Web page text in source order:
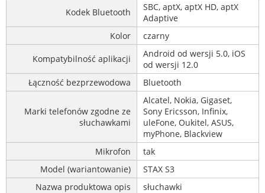
Kodek Bluetooth
SBC, aptX, aptX HD, aptX
Adaptive
Kolor
czarny
Kompatybilność aplikacji
Android od wersji 5.0, iOS
od wersji 12.0
Łączność bezprzewodowa
Bluetooth
Marki telefonów zgodne ze
słuchawkami
Alcatel, Nokia, Gigaset,
Sony Ericsson, Infinix,
uleFone, Oukitel, ASUS,
myPhone, Blackview
Mikrofon
tak
Model (wariantowanie)
STAX S3
Nazwa produktowa opis
słuchawki